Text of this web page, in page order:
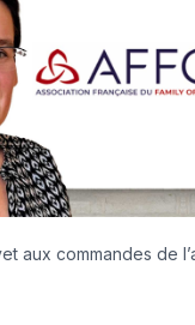
aux commandes de